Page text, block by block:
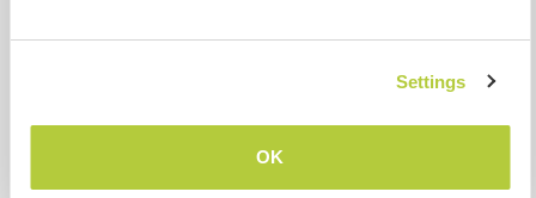
Settings
OK
Tienes a disposicion los alimentos de la huerta y
Debes tener tu propia carpa. En caso de no
tener una podriamos proveer de alguna.